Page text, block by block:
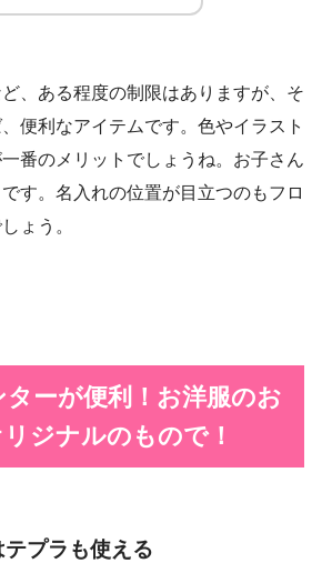
、ある程度の制限はありますが、そ
便利なアイテムです。色やイラスト
番のメリットでしょうね。お子さん
す。名入れの位置が目立つのもフロ
ょう。
ーが便利！お洋服のお
ジナルのもので！
プラも使える